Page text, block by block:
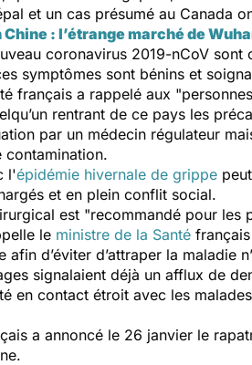
et un cas présumé au Canada
: l’étrange marché de
coronavirus 2019-nCoV sont
symptômes sont bénins et
français a rappelé aux "
rentrant de ce pays les
par un médecin régulateur
contamination.
l'épidémie hivernale de grippe
et en plein conflit social.
est "recommandé pour les
le ministre de la Santé
afin d’éviter d’attraper la maladie
signalaient déjà un afflux de
en contact étroit avec les
a annoncé le 26 janvier le